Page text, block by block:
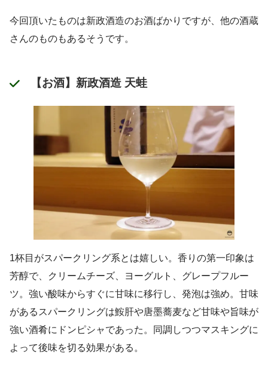
今回頂いたものは新政酒造のお酒ばかりですが、他の酒蔵
さんのものもあるそうです。
【お酒】新政酒造 天蛙
1杯目がスパークリング系とは嬉しい。香りの第一印象は
芳醇で、クリームチーズ、ヨーグルト、グレープフルー
ツ。強い酸味からすぐに甘味に移行し、発泡は強め。甘味
があるスパークリングは鮟肝や唐墨蕎麦など甘味や旨味が
強い酒肴にドンピシャであった。同調しつつマスキングに
よって後味を切る効果がある。